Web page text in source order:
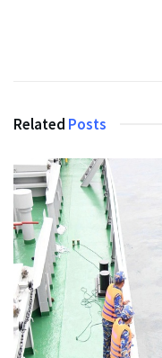
Related Posts